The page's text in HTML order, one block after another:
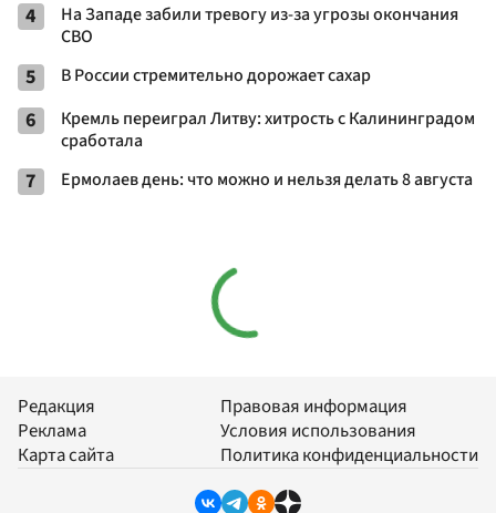
4
На Западе забили тревогу из-за угрозы окончания
СВО
5 В России стремительно дорожает сахар
6
Кремль переиграл Литву: хитрость с Калининградом
сработала
7 Ермолаев день: что можно и нельзя делать 8 августа
Редакция
Реклама
Карта сайта
Правовая информация
Условия использования
Политика конфиденциальности